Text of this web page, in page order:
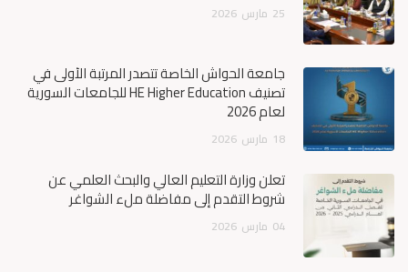
25 مارس 2026
جامعة الحواش الخاصة تتصدر المرتبة الأولى في
تصنيف HE Higher Education للجامعات السورية
لعام 2026
18 مارس 2026
تعلن وزارة التعليم العالي والبحث العلمي عن
شروط التقدم إلى مفاضلة ملء الشواغر
04 مارس 2026